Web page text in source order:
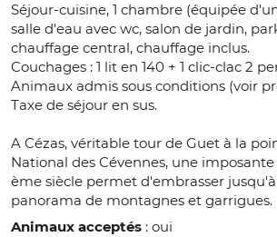
Séjour-cuisine, 1 chambre (équipée
salle d'eau avec wc, salon de jardin,
chauffage central, chauffage inclus.
Couchages : 1 lit en 140 + 1 clic-clac 2
Animaux admis sous conditions (voir
Taxe de séjour en sus.
A Cézas, véritable tour de Guet à la
National des Cévennes, une
ème siècle permet d'embrasser
panorama de montagnes et garrigues.
Animaux acceptés : oui